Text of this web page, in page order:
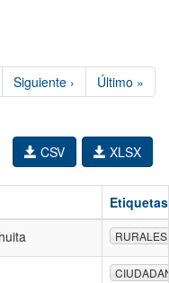
Siguiente › Último »
XLSX
CSV
Etiquetas
RURALES